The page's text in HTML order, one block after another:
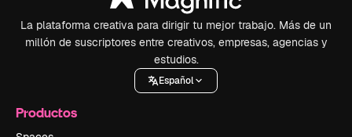
La plataforma creativa para dirigir tu mejor trabajo. Más de un
millón de suscriptores entre creativos, empresas, agencias y
estudios.
Español
Productos